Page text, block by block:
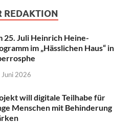
REDAKTION
25. Juli Heinrich Heine-
im „Hässlichen Haus“ in
Juni 2026
will digitale Teilhabe für
Menschen mit Behinderung